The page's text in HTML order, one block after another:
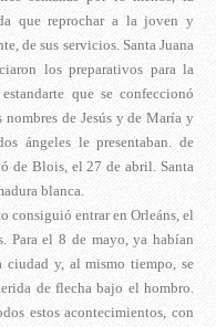
que reprochar a la joven y
de sus servicios. Santa Juana
los preparativos para la
que se confeccionó
de Jesús y de María y
ángeles le presentaban. de
de Blois, el 27 de abril. Santa
blanca.
consiguió entrar en Orleáns, el
Para el 8 de mayo, ya habían
ciudad y, al mismo tiempo, se
de flecha bajo el hombro.
estos acontecimientos, con